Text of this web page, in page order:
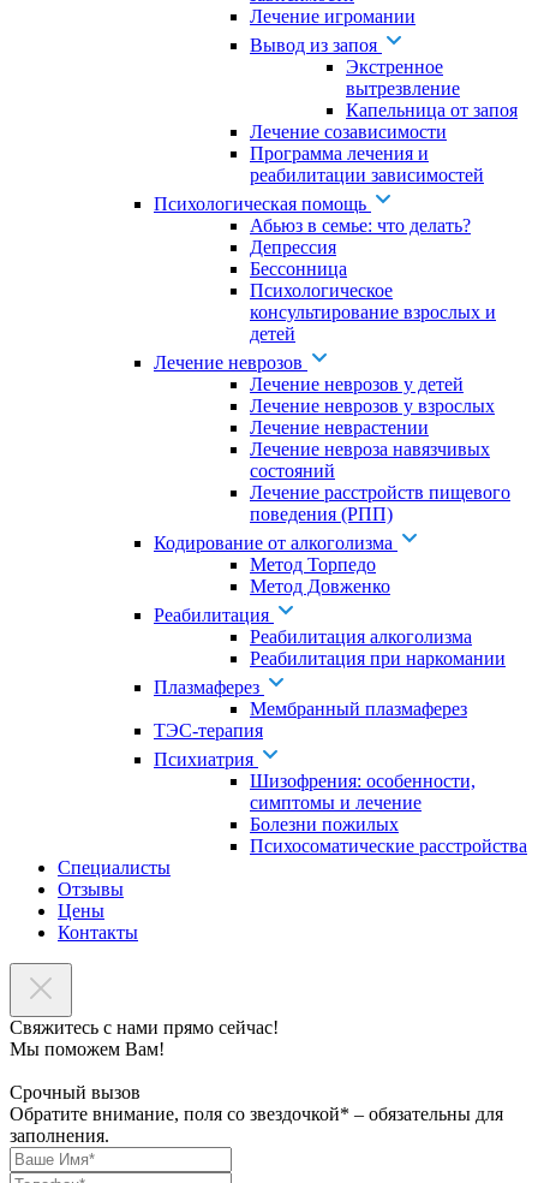
Лечение игромании
Вывод из запоя
Экстренное
вытрезвление
Капельница от запоя
Лечение созависимости
Программа лечения и
реабилитации зависимостей
Психологическая помощь
Абьюз в семье: что делать?
Депрессия
Бессонница
Психологическое
консультирование взрослых и
детей
Лечение неврозов
Лечение неврозов у детей
Лечение неврозов у взрослых
Лечение неврастении
Лечение невроза навязчивых
состояний
Лечение расстройств пищевого
поведения (РПП)
Кодирование от алкоголизма
Метод Торпедо
Метод Довженко
Реабилитация
Реабилитация алкоголизма
Реабилитация при наркомании
Плазмаферез
Мембранный плазмаферез
ТЭС-терапия
Психиатрия
Шизофрения: особенности,
симптомы и лечение
Болезни пожилых
Психосоматические расстройства
Специалисты
Отзывы
Цены
Контакты
Свяжитесь с нами прямо сейчас!
Мы поможем Вам!
Срочный вызов
Обратите внимание, поля со звездочкой* – обязательны для
заполнения.